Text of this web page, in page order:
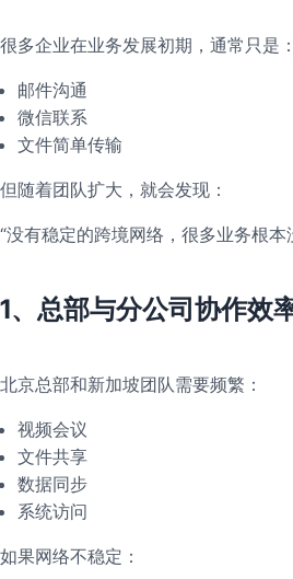
很多企业在业务发展初期，通常只是：
邮件沟通
微信联系
文件简单传输
但随着团队扩大，就会发现：
“没有稳定的跨境网络，很多业务根本
1、总部与分公司协作效
北京总部和新加坡团队需要频繁：
视频会议
文件共享
数据同步
系统访问
如果网络不稳定：